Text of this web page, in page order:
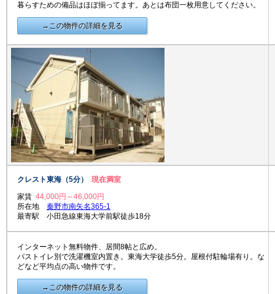
暮らすための備品はほぼ揃ってます。あとは布団一枚用意してください。
→この物件の詳細を見る
クレスト東海（5分） 現在満室
家賃 44,000円～46,000円
所在地 秦野市南矢名365-1
最寄駅 小田急線東海大学前駅徒歩18分
インターネット無料物件、居間8帖と広め。
バストイレ別で洗濯機室内置き。東海大学徒歩5分。屋根付駐輪場有り。な
どなど平均点の高い物件です。
→この物件の詳細を見る